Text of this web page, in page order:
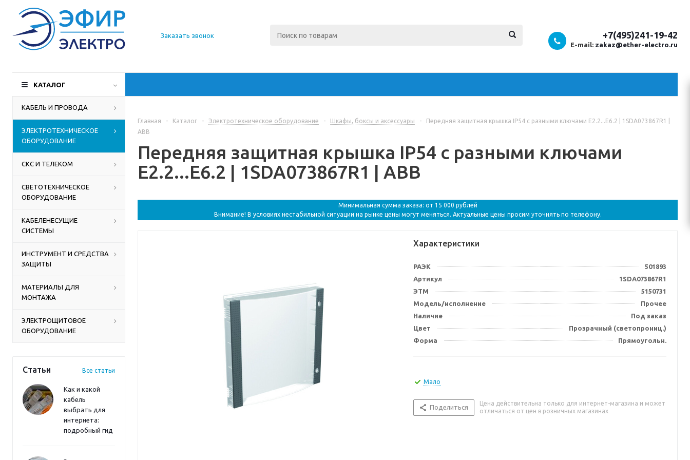
О компании
Доставка
Производители
Контакты
Заказать звонок +7(495)241-19-42
E-mail: zakaz@ether-electro.ru
КАТАЛОГ
КАБЕЛЬ И ПРОВОДА
ЭЛЕКТРОТЕХНИЧЕСКОЕ
ОБОРУДОВАНИЕ
СКС И ТЕЛЕКОМ
СВЕТОТЕХНИЧЕСКОЕ
ОБОРУДОВАНИЕ
КАБЕЛЕНЕСУЩИЕ
СИСТЕМЫ
ИНСТРУМЕНТ И СРЕДСТВА
ЗАЩИТЫ
МАТЕРИАЛЫ ДЛЯ
МОНТАЖА
ЭЛЕКТРОЩИТОВОЕ
ОБОРУДОВАНИЕ
Статьи Все статьи
Как и какой
кабель
выбрать для
интернета:
подробный гид
Главная - Каталог - Электротехническое оборудование - Шкафы, боксы и аксессуары -
Передняя защитная крышка IP54 с разными ключами E2.2...E6.2 | 1SDA073867R1 |
ABB
Передняя защитная крышка IP54 с разными ключами
E2.2...E6.2 | 1SDA073867R1 | ABB
Минимальная сумма заказа: от 15 000 рублей
Внимание! В условиях нестабильной ситуации на рынке цены могут меняться. Актуальные цены просим уточнять по телефону.
Характеристики
РАЭК
501893
Артикул
1SDA073867R1
ЭТМ
5150731
Модель/исполнение
Прочее
Наличие
Под заказ
Цвет
Прозрачный (светопрониц.)
Форма
Прямоугольн.
Мало
Поделиться
Цена действительна только для интернет-магазина и может
отличаться от цен в розничных магазинах